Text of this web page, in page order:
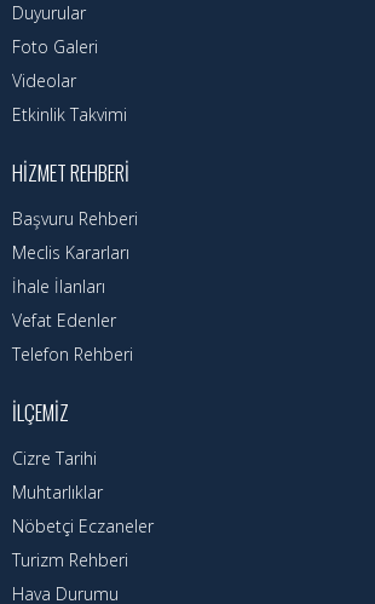
Muhtarlıklar
Nöbetçi Eczaneler
Turizm Rehberi
Hava Durumu
Kadın Politikalar
Kadın
Duyurular
Foto Galeri
Videolar
Etkinlik Takvimi
HIZMET REHBERI
Başvuru Rehberi
Meclis Kararları
İhale İlanları
Vefat Edenler
Telefon Rehberi
İLÇEMIZ
Cizre Tarihi
Muhtarlıklar
Nöbetçi Eczaneler
Turizm Rehberi
Hava Durumu